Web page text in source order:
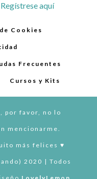
Regístrese aquí
Cookies
Frecuentes
Cursos y Kits
por favor, no lo
mencionarme.
más felices ♥︎
2020 | Todos